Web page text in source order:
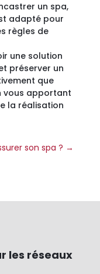
un spa,
adapté pour
règles de
une solution
préserver un
que
vous apportant
la réalisation
son spa ? →
les réseaux